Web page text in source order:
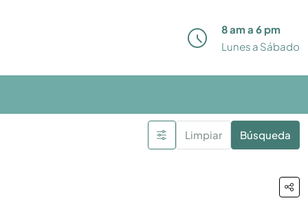
8 am a 6 pm
Lunes a Sábado
Limpiar Búsqueda